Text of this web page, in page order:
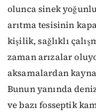
olunca sinek
arıtma tesisinin
kişilik, sağlıklı
zaman arızalar
aksamalardan
Bunun yanında
ve bazı fosseptik